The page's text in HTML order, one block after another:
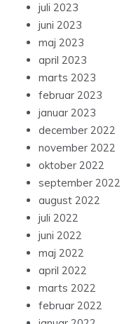
juli 2023
juni 2023
maj 2023
april 2023
marts 2023
februar 2023
januar 2023
december 2022
november 2022
oktober 2022
september 2022
august 2022
juli 2022
juni 2022
maj 2022
april 2022
marts 2022
februar 2022